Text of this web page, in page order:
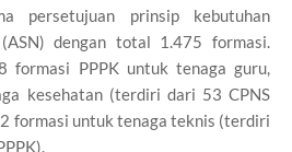
persetujuan prinsip kebutuhan
dengan total 1.475 formasi.
formasi PPPK untuk tenaga guru,
kesehatan (terdiri dari 53 CPNS
formasi untuk tenaga teknis (terdiri